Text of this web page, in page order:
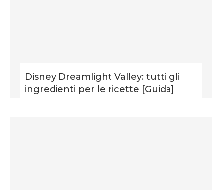
Disney Dreamlight Valley: tutti gli
ingredienti per le ricette [Guida]